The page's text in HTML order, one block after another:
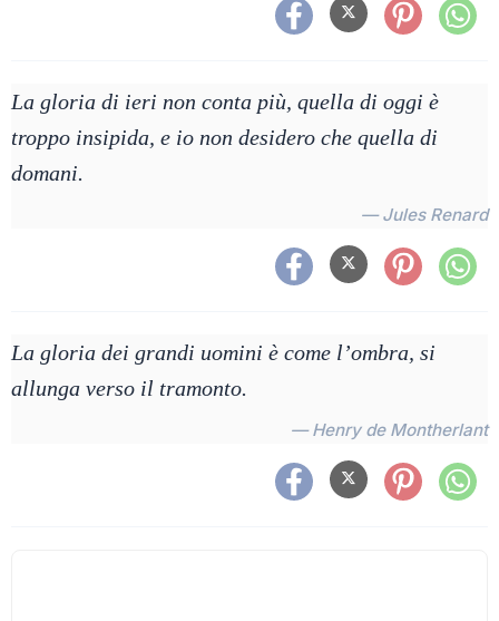
La gloria di ieri non conta più, quella di oggi è
troppo insipida, e io non desidero che quella di
domani.
— Jules Renard
La gloria dei grandi uomini è come l’ombra, si
allunga verso il tramonto.
— Henry de Montherlant